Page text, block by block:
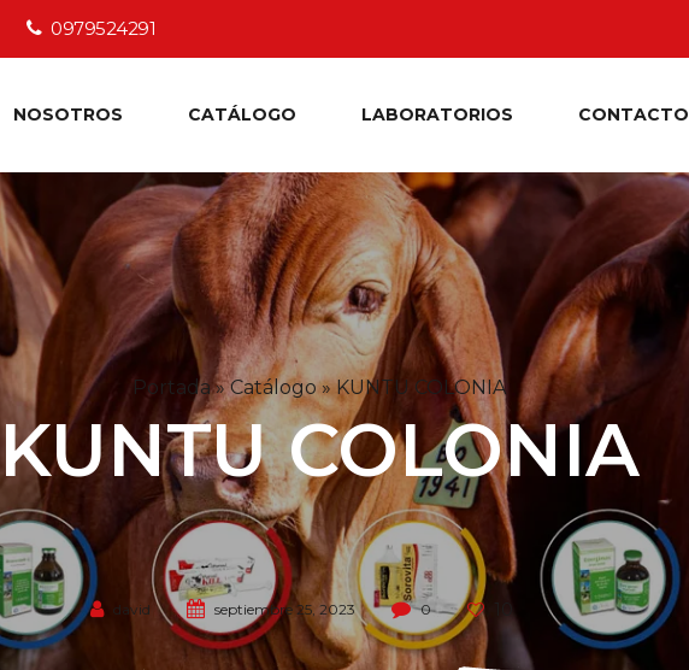
0979524291
NOSOTROS CATÁLOGO LABORATORIOS CONTACTO
Portada»Catálogo»KUNTU COLONIA
KUNTU COLONIA
david septiembre 25, 2023 0